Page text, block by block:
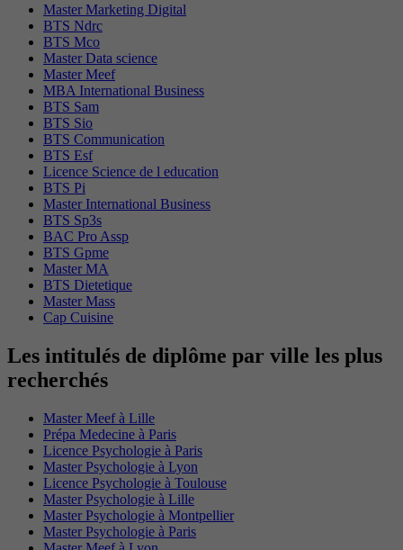
Master Marketing Digital
BTS Ndrc
BTS Mco
Master Data science
Master Meef
MBA International Business
BTS Sam
BTS Sio
BTS Communication
BTS Esf
Licence Science de l education
BTS Pi
Master International Business
BTS Sp3s
BAC Pro Assp
BTS Gpme
Master MA
BTS Dietetique
Master Mass
Cap Cuisine
Les intitulés de diplôme par ville les plus
recherchés
Master Meef à Lille
Prépa Medecine à Paris
Licence Psychologie à Paris
Master Psychologie à Lyon
Licence Psychologie à Toulouse
Master Psychologie à Lille
Master Psychologie à Montpellier
Master Psychologie à Paris